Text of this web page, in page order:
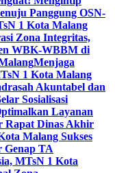
Panggung OSN-
1 Kota Malang
Zona Integritas,
WBK-WBBM di
Menjaga
1 Kota Malang
Akuntabel dan
Sosialisasi
Layanan
Rapat Dinas Akhir
Malang Sukses
Genap TA
MTsN 1 Kota